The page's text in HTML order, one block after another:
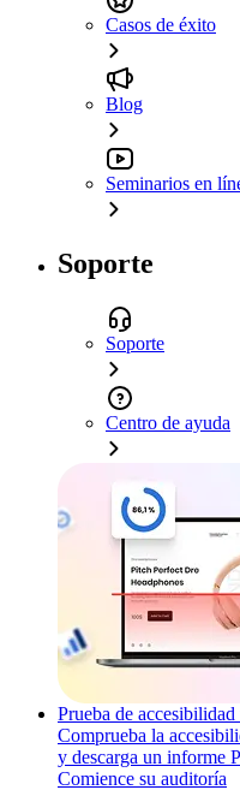
Casos de éxito
Blog
Seminarios en
Soporte
Soporte
Centro de ayuda
Prueba de
Comprueba la
y descarga un informe
Comience su auditoría